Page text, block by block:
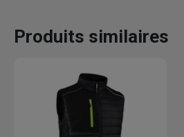
Produits similaires